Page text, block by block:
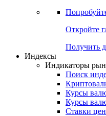
Откройте
Получить
Индексы
Индикаторы
Поиск
Курсы
Курсы
Ставки